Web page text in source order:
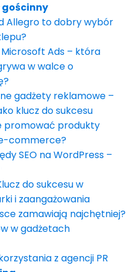
gościnny
Allegro to dobry wybór
Ads – która
w walce o
gadżety reklamowe –
klucz do sukcesu
promować produkty
commerce?
SEO na WordPress –
do sukcesu w
i zaangażowania
zamawiają najchętniej?
w gadżetach
z agencji PR